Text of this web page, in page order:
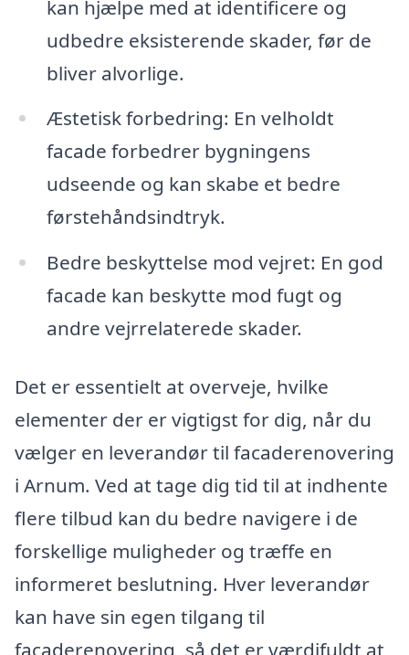
kan hjælpe med at identificere og
udbedre eksisterende skader, før de
bliver alvorlige.
Æstetisk forbedring: En velholdt
facade forbedrer bygningens
udseende og kan skabe et bedre
førstehåndsindtryk.
Bedre beskyttelse mod vejret: En god
facade kan beskytte mod fugt og
andre vejrrelaterede skader.
Det er essentielt at overveje, hvilke
elementer der er vigtigst for dig, når du
vælger en leverandør til facaderenovering
i Arnum. Ved at tage dig tid til at indhente
flere tilbud kan du bedre navigere i de
forskellige muligheder og træffe en
informeret beslutning. Hver leverandør
kan have sin egen tilgang til
facaderenovering, så det er værdifuldt at